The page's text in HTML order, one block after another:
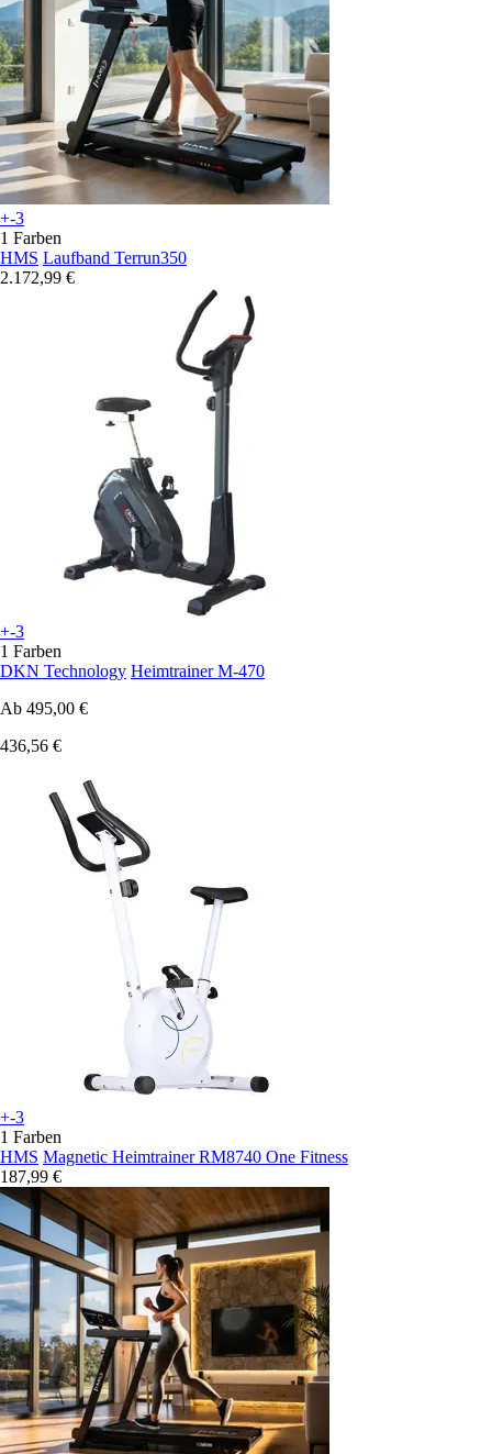
+-3
1 Farben
HMS Laufband Terrun350
2.172,99 €
+-3
1 Farben
DKN Technology Heimtrainer M-470
Ab 495,00 €
436,56 €
+-3
1 Farben
HMS Magnetic Heimtrainer RM8740 One Fitness
187,99 €